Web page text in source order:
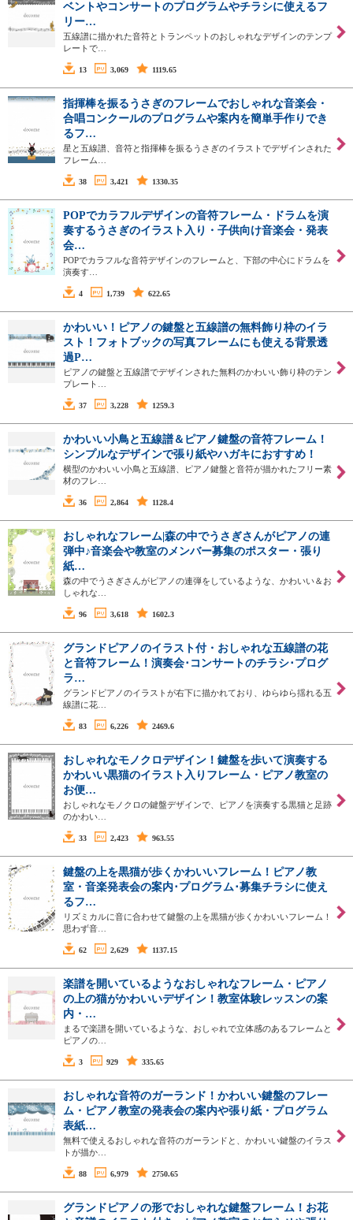
ベントやコンサートのプログラムやチラシに使えるフ
リー…
五線譜に描かれた音符とトランペットのおしゃれなデザインのテンプ
レートで…
13 3,069 1119.65
指揮棒を振るうさぎのフレームでおしゃれな音楽会・
合唱コンクールのプログラムや案内を簡単手作りでき
るフ…
星と五線譜、音符と指揮棒を振るうさぎのイラストでデザインされた
フレーム…
38 3,421 1330.35
POPでカラフルデザインの音符フレーム・ドラムを演
奏するうさぎのイラスト入り・子供向け音楽会・発表
会…
POPでカラフルな音符デザインのフレームと、下部の中心にドラムを
演奏す…
4 1,739 622.65
かわいい！ピアノの鍵盤と五線譜の無料飾り枠のイラ
スト！フォトブックの写真フレームにも使える背景透
過P…
ピアノの鍵盤と五線譜でデザインされた無料のかわいい飾り枠のテン
プレート…
37 3,228 1259.3
かわいい小鳥と五線譜＆ピアノ鍵盤の音符フレーム！
シンプルなデザインで張り紙やハガキにおすすめ！
横型のかわいい小鳥と五線譜、ピアノ鍵盤と音符が描かれたフリー素
材のフレ…
36 2,864 1128.4
おしゃれなフレーム|森の中でうさぎさんがピアノの連
弾中♪音楽会や教室のメンバー募集のポスター・張り
紙…
森の中でうさぎさんがピアノの連弾をしているような、かわいい＆お
しゃれな…
96 3,618 1602.3
グランドピアノのイラスト付・おしゃれな五線譜の花
と音符フレーム！演奏会･コンサートのチラシ･プログ
ラ…
グランドピアノのイラストが右下に描かれており、ゆらゆら揺れる五
線譜に花…
83 6,226 2469.6
おしゃれなモノクロデザイン！鍵盤を歩いて演奏する
かわいい黒猫のイラスト入りフレーム・ピアノ教室の
お便…
おしゃれなモノクロの鍵盤デザインで、ピアノを演奏する黒猫と足跡
のかわい…
33 2,423 963.55
鍵盤の上を黒猫が歩くかわいいフレーム！ピアノ教
室・音楽発表会の案内･プログラム･募集チラシに使え
るフ…
リズミカルに音に合わせて鍵盤の上を黒猫が歩くかわいいフレーム！
思わず音…
62 2,629 1137.15
楽譜を開いているようなおしゃれなフレーム・ピアノ
の上の猫がかわいいデザイン！教室体験レッスンの案
内・…
まるで楽譜を開いているような、おしゃれで立体感のあるフレームと
ピアノの…
3 929 335.65
おしゃれな音符のガーランド！かわいい鍵盤のフレー
ム・ピアノ教室の発表会の案内や張り紙・プログラム
表紙…
無料で使えるおしゃれな音符のガーランドと、かわいい鍵盤のイラス
トが描か…
88 6,979 2750.65
グランドピアノの形でおしゃれな鍵盤フレーム！お花